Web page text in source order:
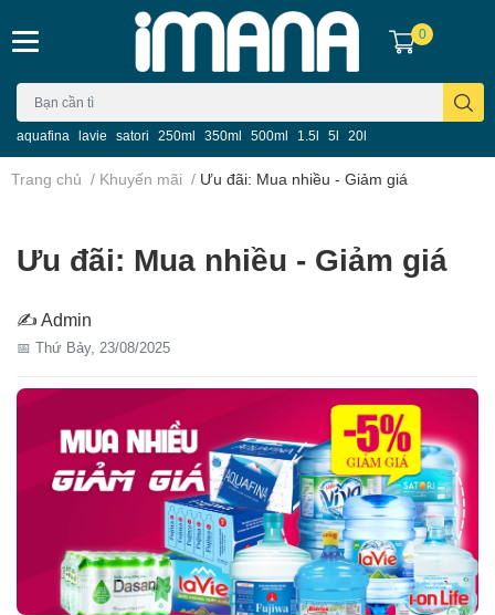
aquafina lavie satori 250ml 350ml 500ml 1.5l 5l 20l
0
Trang chủ / Khuyến mãi / Ưu đãi: Mua nhiều - Giảm giá
Ưu đãi: Mua nhiều - Giảm giá
✍ Admin
📅 Thứ Bảy, 23/08/2025